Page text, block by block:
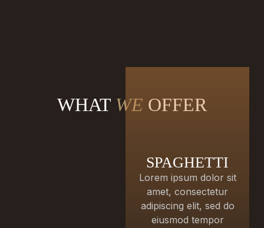
WHAT WE OFFER
SPAGHETTI
Lorem ipsum dolor sit
amet, consectetur
adipiscing elit, sed do
eiusmod tempor